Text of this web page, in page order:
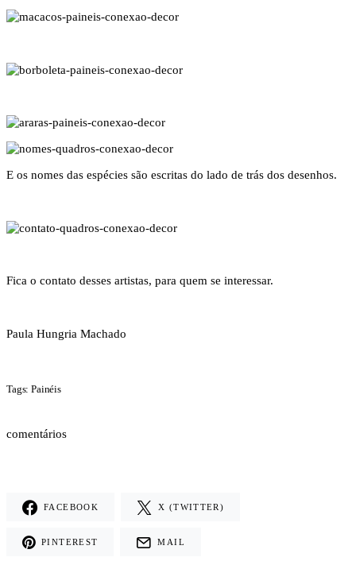
E os nomes das espécies são escritas do lado de trás dos desenhos.
Fica o contato desses artistas, para quem se interessar.
Paula Hungria Machado
Tags: Painéis
comentários
FACEBOOK X (TWITTER)
PINTEREST MAIL